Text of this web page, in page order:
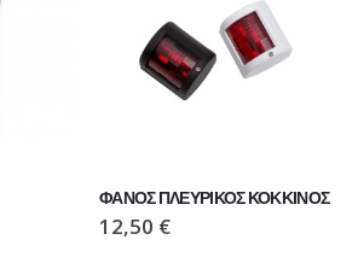
ΦΑΝΟΣ ΠΛΕΥΡΙΚΟΣ ΚΟΚΚΙΝΟΣ
12,50 €
ΠΑΠΟΥΤΣΙ VIKING MOTION LOW GTX BLACK/CHARCOAL